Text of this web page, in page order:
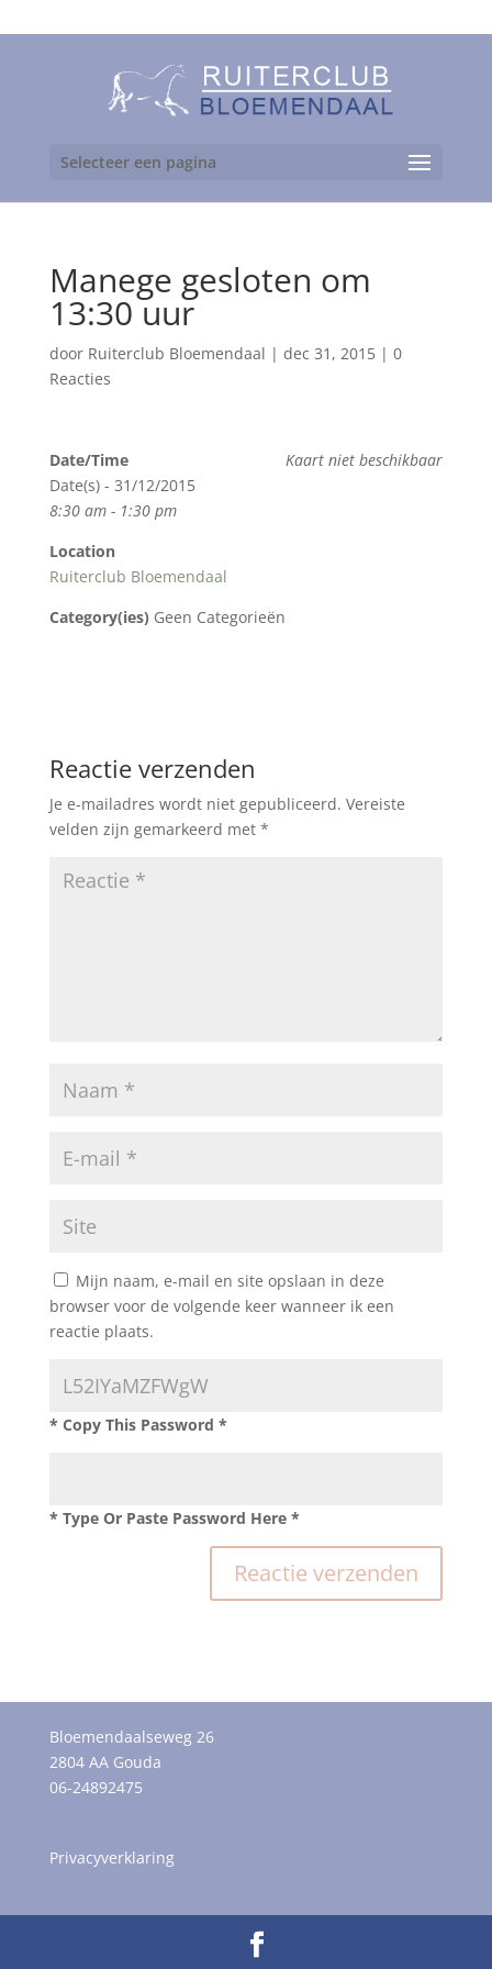
Selecteer een pagina
Manege gesloten om
13:30 uur
door Ruiterclub Bloemendaal | dec 31, 2015| 0
Reacties
Kaart niet beschikbaar
Date/Time
Date(s) - 31/12/2015
8:30 am - 1:30 pm
Location
Ruiterclub Bloemendaal
Category(ies) Geen Categorieën
Reactie verzenden
Je e-mailadres wordt niet gepubliceerd. Vereiste
velden zijn gemarkeerd met *
Mijn naam, e-mail en site opslaan in deze
browser voor de volgende keer wanneer ik een
reactie plaats.
* Copy This Password *
* Type Or Paste Password Here *
Bloemendaalseweg 26
2804 AA Gouda
06-24892475
Privacyverklaring